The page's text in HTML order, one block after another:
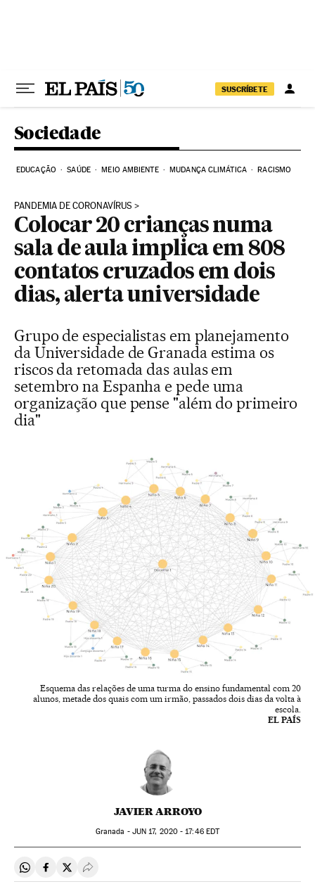
SUSCRÍBETE
Sociedade
EDUCAÇÃO SAÚDE MEIO AMBIENTE MUDANÇA CLIMÁTICA RACISMO
PANDEMIA DE CORONAVÍRUS
Colocar 20 crianças numa
sala de aula implica em 808
contatos cruzados em dois
dias, alerta universidade
Grupo de especialistas em planejamento
da Universidade de Granada estima os
riscos da retomada das aulas em
setembro na Espanha e pede uma
organização que pense "além do primeiro
dia"
Esquema das relações de uma turma do ensino fundamental com 20
alunos, metade dos quais com um irmão, passados dois dias da volta à
escola.
EL PAÍS
JAVIER ARROYO
Granada - JUN 17, 2020 - 17:46EDT
Compartir en Whatsapp
Compartir en Facebook
Compartir en Twitter
Desplegar Redes Sociales